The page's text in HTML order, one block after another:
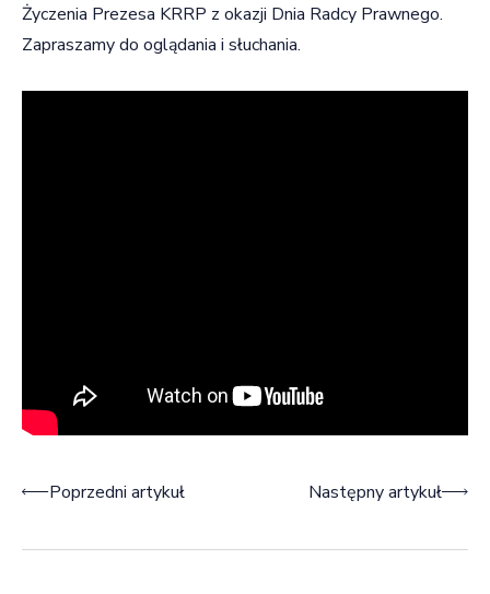
Życzenia Prezesa KRRP z okazji Dnia Radcy Prawnego.
Zapraszamy do oglądania i słuchania.
Nawigacja wpisu
Poprzedni artykuł Następny artykuł